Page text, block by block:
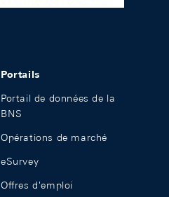
Portails
Portail de données de la
BNS
Opérations de marché
eSurvey
Offres d'emploi